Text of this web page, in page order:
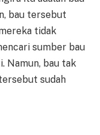
bau tersebut
tidak
sumber bau
Namun, bau tak
sudah